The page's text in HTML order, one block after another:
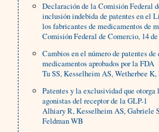
Declaración de la Comisión Federal
inclusión indebida de patentes en el
los fabricantes de medicamentos de
Comisión Federal de Comercio, 14
Cambios en el número de patentes
medicamentos aprobados por la FDA
Tu SS, Kesselheim AS, Wetherbee
Patentes y la exclusividad que otorga
agonistas del receptor de la GLP-1
Alhiary R, Kesselheim AS, Gabriele
Feldman WB